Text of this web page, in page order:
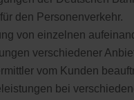
den Personenverkehr.
von einzelnen
verschiedener
vom Kunden
bei